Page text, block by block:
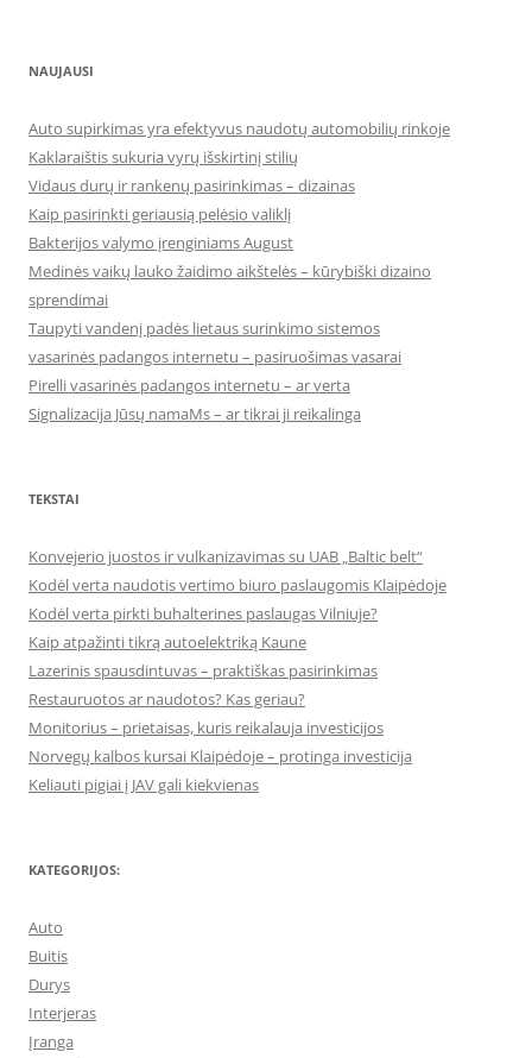
NAUJAUSI
Auto supirkimas yra efektyvus naudotų automobilių rinkoje
Kaklaraištis sukuria vyrų išskirtinį stilių
Vidaus durų ir rankenų pasirinkimas – dizainas
Kaip pasirinkti geriausią pelėsio valiklį
Bakterijos valymo įrenginiams August
Medinės vaikų lauko žaidimo aikštelės – kūrybiški dizaino
sprendimai
Taupyti vandenį padės lietaus surinkimo sistemos
vasarinės padangos internetu – pasiruošimas vasarai
Pirelli vasarinės padangos internetu – ar verta
Signalizacija Jūsų namaMs – ar tikrai ji reikalinga
TEKSTAI
Konvejerio juostos ir vulkanizavimas su UAB „Baltic belt“
Kodėl verta naudotis vertimo biuro paslaugomis Klaipėdoje
Kodėl verta pirkti buhalterines paslaugas Vilniuje?
Kaip atpažinti tikrą autoelektriką Kaune
Lazerinis spausdintuvas – praktiškas pasirinkimas
Restauruotos ar naudotos? Kas geriau?
Monitorius – prietaisas, kuris reikalauja investicijos
Norvegų kalbos kursai Klaipėdoje – protinga investicija
Keliauti pigiai į JAV gali kiekvienas
KATEGORIJOS:
Auto
Buitis
Durys
Interjeras
Įranga